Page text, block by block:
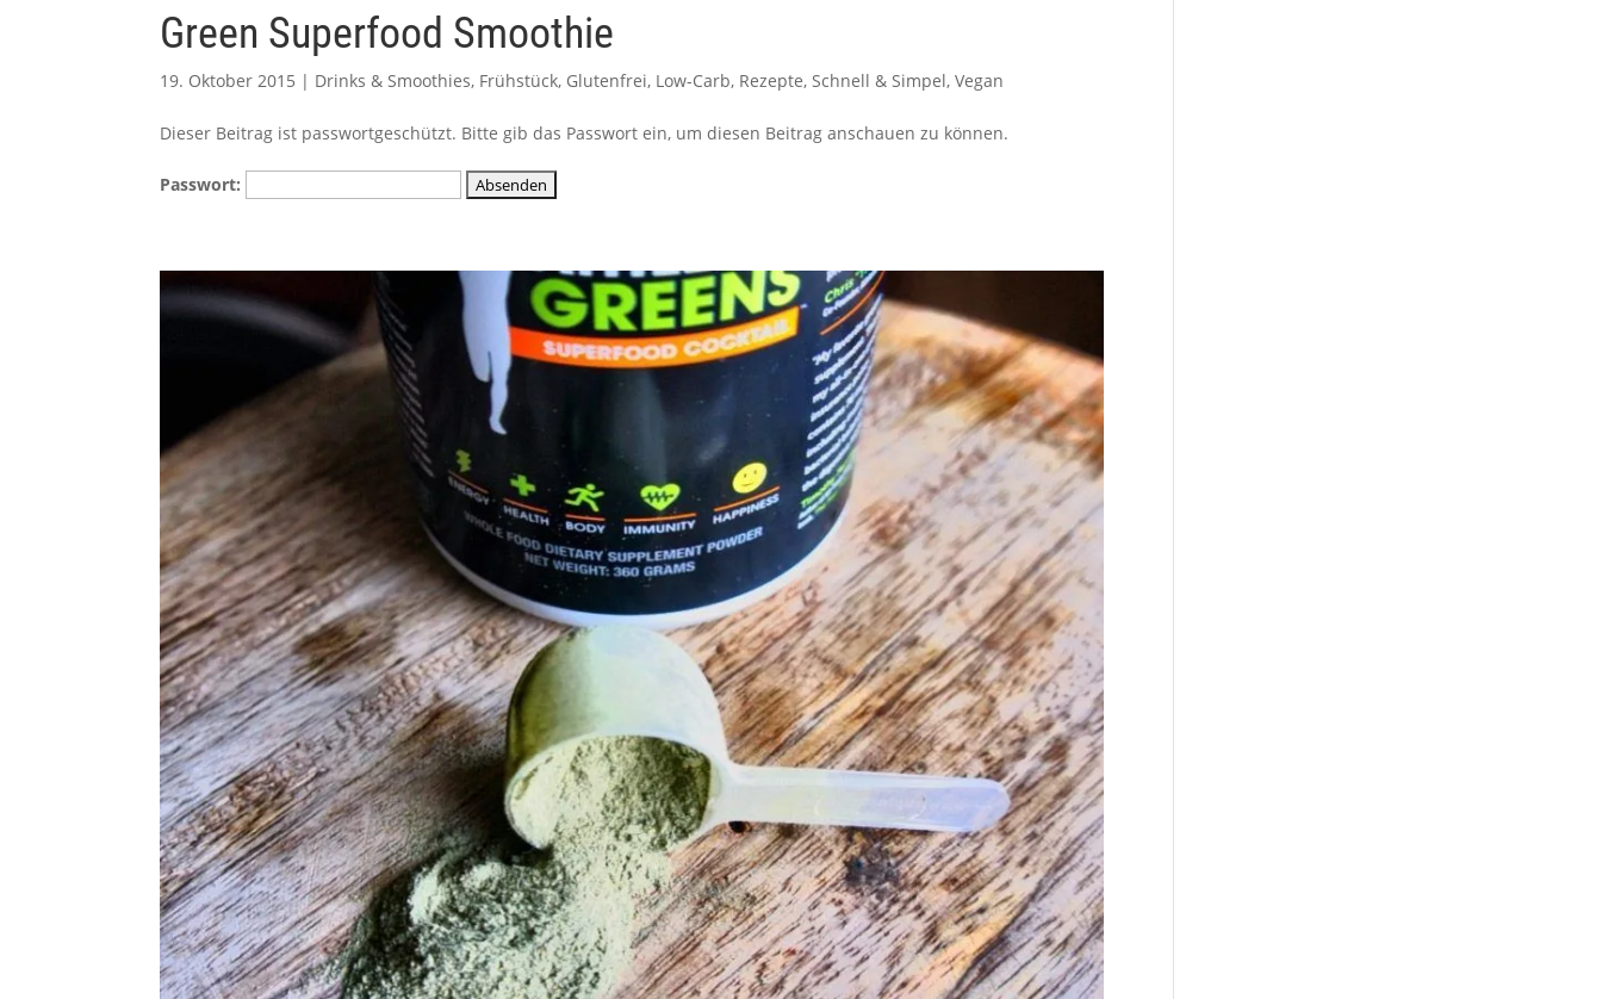
Green Superfood Smoothie
19. Oktober 2015 | Drinks & Smoothies, Frühstück, Glutenfrei, Low-Carb, Rezepte,Schnell & Simpel,Vegan
Dieser Beitrag ist passwortgeschützt. Bitte gib das Passwort ein, um diesen Beitrag anschauen zu können.
Passwort: